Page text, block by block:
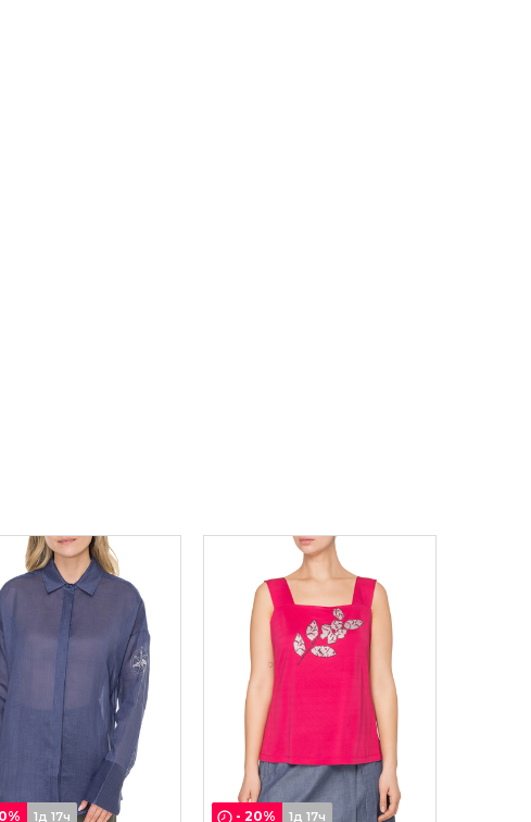
% 1д 17ч - 20% 1д 17ч